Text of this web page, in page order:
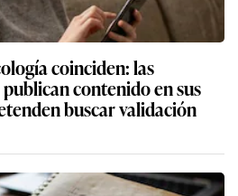
coinciden: las
contenido en sus
buscar validación